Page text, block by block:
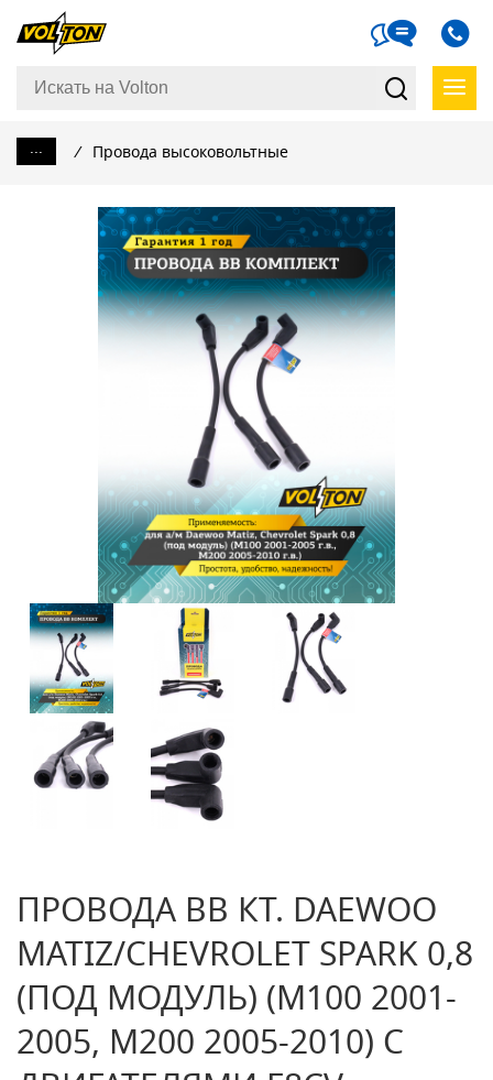
... / Провода высоковольтные
ПРОВОДА ВВ КТ. DAEWOO
MATIZ/CHEVROLET SPARK 0,8
(ПОД МОДУЛЬ) (M100 2001-
2005, M200 2005-2010) C